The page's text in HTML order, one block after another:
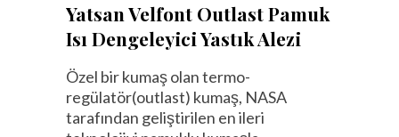
Yatsan Velfont Outlast Pamuk
Isı Dengeleyici Yastık Alezi
Özel bir kumaş olan termo-
regülatör(outlast) kumaş, NASA
tarafından geliştirilen en ileri